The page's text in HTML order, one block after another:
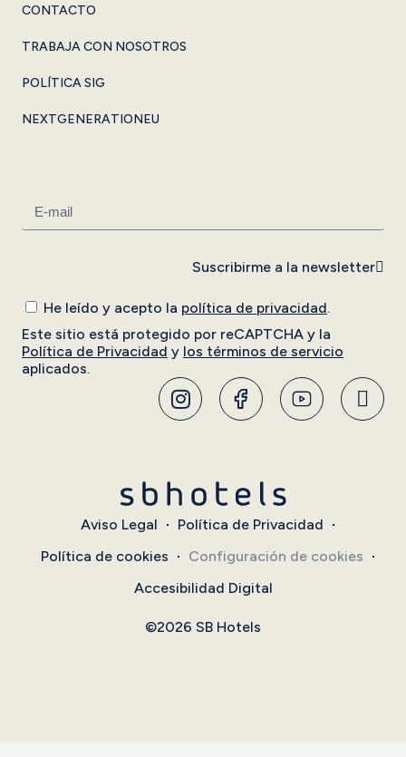
CONTACTO
TRABAJA CON NOSOTROS
POLÍTICA SIG
NEXTGENERATIONEU
He leído y acepto la política de privacidad.
Este sitio está protegido por reCAPTCHA y la
Política de Privacidad y los términos de servicio
aplicados.
Suscribirme a la newsletter
Aviso Legal
Política de Privacidad
Política de cookies
Configuración de cookies
Accesibilidad Digital
©2026 SB Hotels